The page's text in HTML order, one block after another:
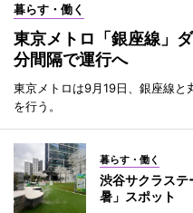
暮らす・働く
東京メトロ「銀座線」
分間隔で運行へ
東京メトロは9月19日、銀座線と
を行う。
暮らす・働く
渋谷サクラステ
暑」スポット